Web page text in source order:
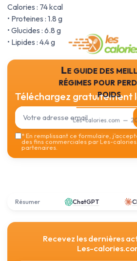
Calories : 74 kcal
• Proteines : 1.8 g
• Glucides : 6.8 g
• Lipides : 4.4 g
Le guide des
régimes pour
poids
Les-calories.com —
Téléchargez gratuitement
*En remplissant ce formulaire,
des fins commerciales par Les-
partenaires.
Résumer ChatGPT
Recevez les dernières
Les-